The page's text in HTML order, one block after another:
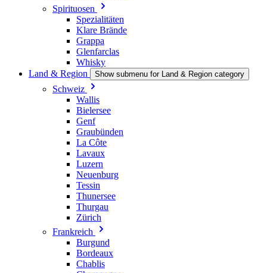
Spirituosen
Spezialitäten
Klare Brände
Grappa
Glenfarclas
Whisky
Land & Region
Show submenu for Land & Region category
Schweiz
Wallis
Bielersee
Genf
Graubünden
La Côte
Lavaux
Luzern
Neuenburg
Tessin
Thunersee
Thurgau
Zürich
Frankreich
Burgund
Bordeaux
Chablis